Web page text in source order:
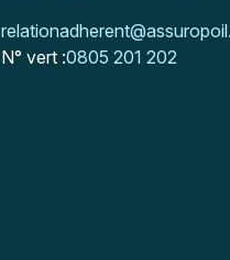
Mail :
N° vert :0805 201 202